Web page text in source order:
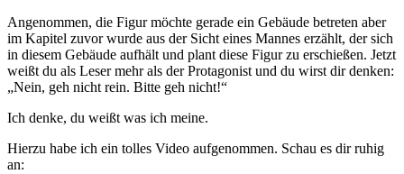
Angenommen, die Figur möchte gerade ein Gebäude betreten aber
im Kapitel zuvor wurde aus der Sicht eines Mannes erzählt, der sich
in diesem Gebäude aufhält und plant diese Figur zu erschießen. Jetzt
weißt du als Leser mehr als der Protagonist und du wirst dir denken:
„Nein, geh nicht rein. Bitte geh nicht!“
Ich denke, du weißt was ich meine.
Hierzu habe ich ein tolles Video aufgenommen. Schau es dir ruhig
an: